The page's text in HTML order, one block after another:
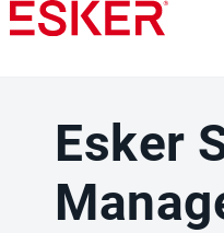
Skip
to
Esker